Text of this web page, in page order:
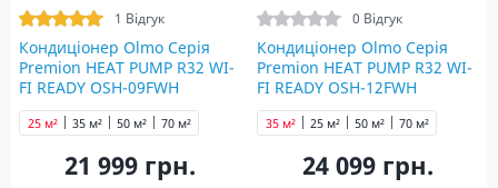
1 Відгук
Кондиціонер Olmo Серія
Premion HEAT PUMP R32 WI-
FI READY OSH-09FWH
25 м² 35 м² 50 м² 70 м²
21 999 грн.
0 Відгук
Кондиціонер Olmo Серія
Premion HEAT PUMP R32 WI-
FI READY OSH-12FWH
25 м²
35 м² 50 м² 70 м²
24 099 грн.